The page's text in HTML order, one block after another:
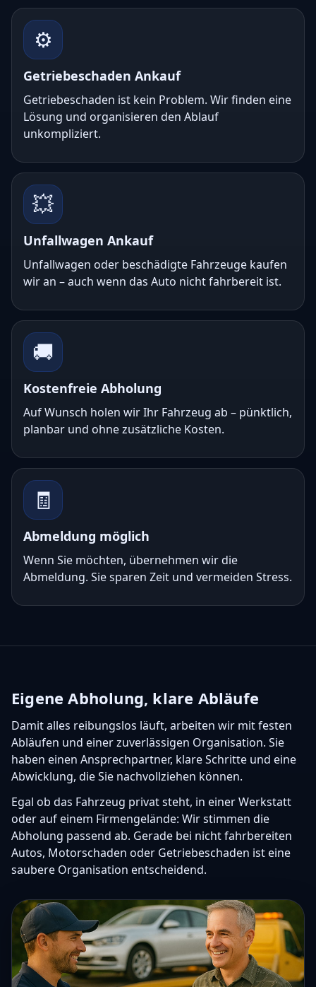
⚙️
Getriebeschaden Ankauf
Getriebeschaden ist kein Problem. Wir finden eine
Lösung und organisieren den Ablauf
unkompliziert.
💥
Unfallwagen Ankauf
Unfallwagen oder beschädigte Fahrzeuge kaufen
wir an – auch wenn das Auto nicht fahrbereit ist.
🚚
Kostenfreie Abholung
Auf Wunsch holen wir Ihr Fahrzeug ab – pünktlich,
planbar und ohne zusätzliche Kosten.
🧾
Abmeldung möglich
Wenn Sie möchten, übernehmen wir die
Abmeldung. Sie sparen Zeit und vermeiden Stress.
Eigene Abholung, klare Abläufe
Damit alles reibungslos läuft, arbeiten wir mit festen
Abläufen und einer zuverlässigen Organisation. Sie
haben einen Ansprechpartner, klare Schritte und eine
Abwicklung, die Sie nachvollziehen können.
Egal ob das Fahrzeug privat steht, in einer Werkstatt
oder auf einem Firmengelände: Wir stimmen die
Abholung passend ab. Gerade bei nicht fahrbereiten
Autos, Motorschaden oder Getriebeschaden ist eine
saubere Organisation entscheidend.